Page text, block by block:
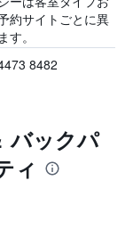
約サイトごとに異
す。
8482
バックパ
ィ